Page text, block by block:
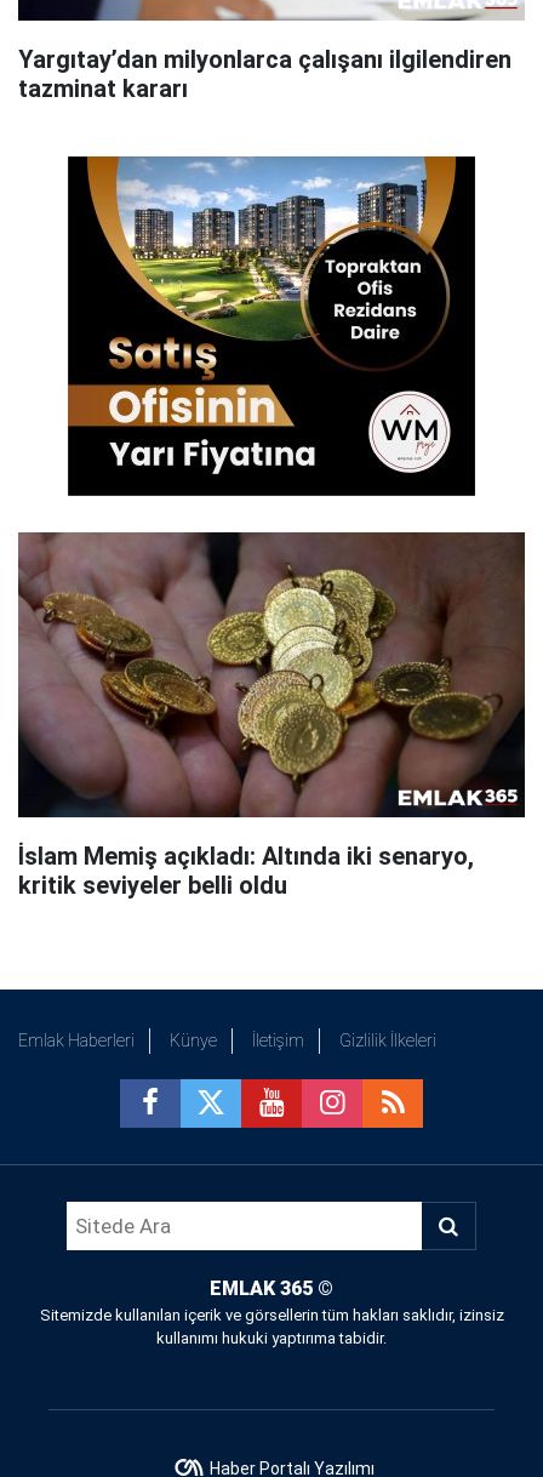
Yargıtay’dan milyonlarca çalışanı ilgilendiren
tazminat kararı
İslam Memiş açıkladı: Altında iki senaryo,
kritik seviyeler belli oldu
Emlak Haberleri Künye İletişim Gizlilik İlkeleri
EMLAK 365 ©
Sitemizde kullanılan içerik ve görsellerin tüm hakları saklıdır, izinsiz
kullanımı hukuki yaptırıma tabidir.
Haber Portalı Yazılımı